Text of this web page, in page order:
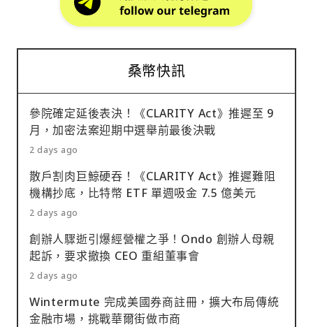
桑幣快訊
參院確定延後表決！《CLARITY Act》推遲至 9
月，加密法案迎期中選舉前最後決戰
2 days ago
散戶割肉巨鯨硬吞！《CLARITY Act》推遲難阻
機構抄底，比特幣 ETF 單週吸金 7.5 億美元
2 days ago
創辦人驟逝引爆經營權之爭！Ondo 創辦人母親
起訴，要求撤換 CEO 重組董事會
2 days ago
Wintermute 完成美國券商註冊，擴大布局傳統
金融市場，挑戰華爾街做市商